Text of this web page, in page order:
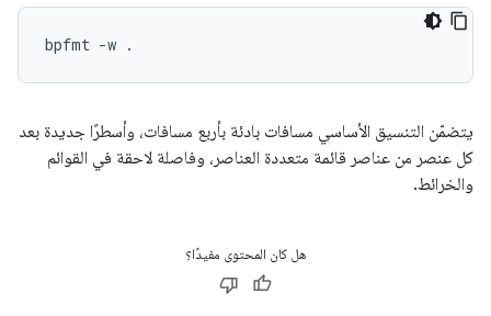
يتضمّن التنسيق الأساسي مسافات بادئة بأربع مسافات، وأسطرًا جديدة بعد
كل عنصر من عناصر قائمة متعددة العناصر، وفاصلة لاحقة في القوائم
والخرائط.
هل كان المحتوى مفيدًا؟